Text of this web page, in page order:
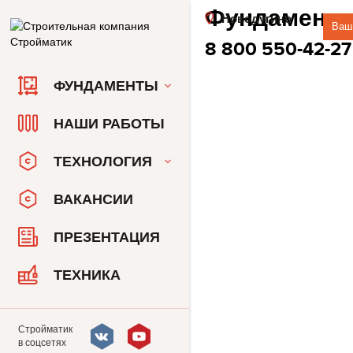
Новодугино
8 800 550-42-
+
ФУНДАМЕНТЫ
НАШИ РАБОТЫ
ТЕХНОЛОГИЯ
ВАКАНСИИ
ПРЕЗЕНТАЦИЯ
ТЕХНИКА
Стройматик
в соцсетях